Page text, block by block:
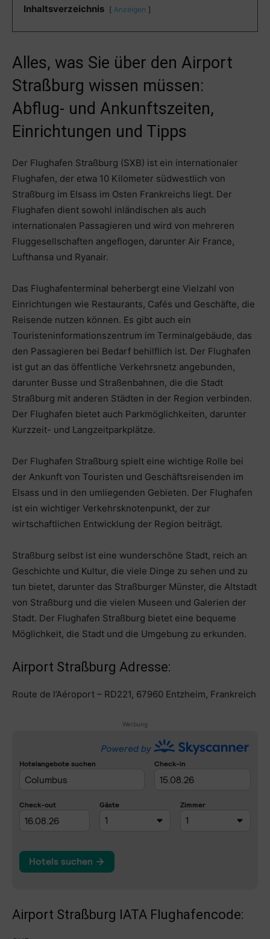
Inhaltsverzeichnis Anzeigen
Alles, was Sie über den Airport
Straßburg wissen müssen:
Abflug- und Ankunftszeiten,
Einrichtungen und Tipps
Der Flughafen Straßburg (SXB) ist ein internationaler
Flughafen, der etwa 10 Kilometer südwestlich von
Straßburg im Elsass im Osten Frankreichs liegt. Der
Flughafen dient sowohl inländischen als auch
internationalen Passagieren und wird von mehreren
Fluggesellschaften angeflogen, darunter Air France,
Lufthansa und Ryanair.
Das Flughafenterminal beherbergt eine Vielzahl von
Einrichtungen wie Restaurants, Cafés und Geschäfte, die
Reisende nutzen können. Es gibt auch ein
Touristeninformationszentrum im Terminalgebäude, das
den Passagieren bei Bedarf behilflich ist. Der Flughafen
ist gut an das öffentliche Verkehrsnetz angebunden,
darunter Busse und Straßenbahnen, die die Stadt
Straßburg mit anderen Städten in der Region verbinden.
Der Flughafen bietet auch Parkmöglichkeiten, darunter
Kurzzeit- und Langzeitparkplätze.
Der Flughafen Straßburg spielt eine wichtige Rolle bei
der Ankunft von Touristen und Geschäftsreisenden im
Elsass und in den umliegenden Gebieten. Der Flughafen
ist ein wichtiger Verkehrsknotenpunkt, der zur
wirtschaftlichen Entwicklung der Region beiträgt.
Straßburg selbst ist eine wunderschöne Stadt, reich an
Geschichte und Kultur, die viele Dinge zu sehen und zu
tun bietet, darunter das Straßburger Münster, die Altstadt
von Straßburg und die vielen Museen und Galerien der
Stadt. Der Flughafen Straßburg bietet eine bequeme
Möglichkeit, die Stadt und die Umgebung zu erkunden.
Airport Straßburg Adresse:
Route de l’Aéroport – RD221, 67960 Entzheim, Frankreich
Werbung
Airport Straßburg IATA Flughafencode: